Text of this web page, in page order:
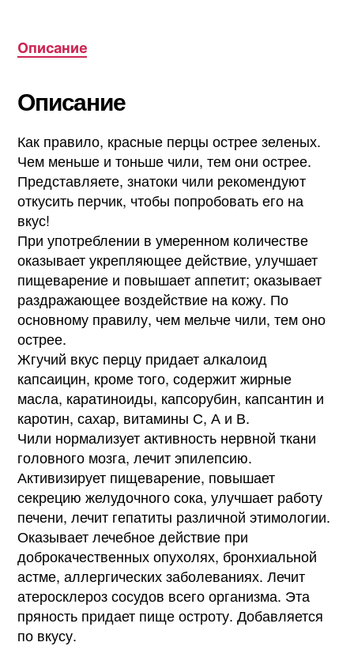
Описание
Описание
Как правило, красные перцы острее зеленых.
Чем меньше и тоньше чили, тем они острее.
Представляете, знатоки чили рекомендуют
откусить перчик, чтобы попробовать его на
вкус!
При употреблении в умеренном количестве
оказывает укрепляющее действие, улучшает
пищеварение и повышает аппетит; оказывает
раздражающее воздействие на кожу. По
основному правилу, чем мельче чили, тем оно
острее.
Жгучий вкус перцу придает алкалоид
капсаицин, кроме того, содержит жирные
масла, каратиноиды, капсорубин, капсантин и
каротин, сахар, витамины С, А и В.
Чили нормализует активность нервной ткани
головного мозга, лечит эпилепсию.
Активизирует пищеварение, повышает
секрецию желудочного сока, улучшает работу
печени, лечит гепатиты различной этимологии.
Оказывает лечебное действие при
доброкачественных опухолях, бронхиальной
астме, аллергических заболеваниях. Лечит
атеросклероз сосудов всего организма. Эта
пряность придает пище остроту. Добавляется
по вкусу.